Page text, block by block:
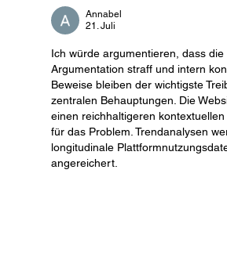
Annabel
21. Juli
Ich würde argumentieren, dass die
Argumentation straff und intern
Beweise bleiben der wichtigste
zentralen Behauptungen. Die
einen reichhaltigeren
für das Problem. Trendanalysen
longitudinale
angereichert.